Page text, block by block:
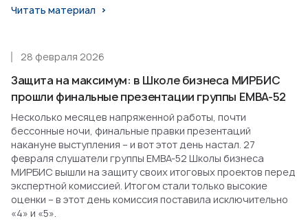
Читать материал
Защита на максимум: в Школе бизнеса МИРБИС
прошли финальные презентации группы EMBA-52
28 февраля 2026
Несколько месяцев напряженной работы, почти
бессонные ночи, финальные правки презентаций
накануне выступления – и вот этот день настал. 27
февраля слушатели группы EMBA-52 Школы бизнеса
МИРБИС вышли на защиту своих итоговых проектов перед
экспертной комиссией. Итогом стали только высокие
оценки – в этот день комиссия поставила исключительно
«4» и «5».